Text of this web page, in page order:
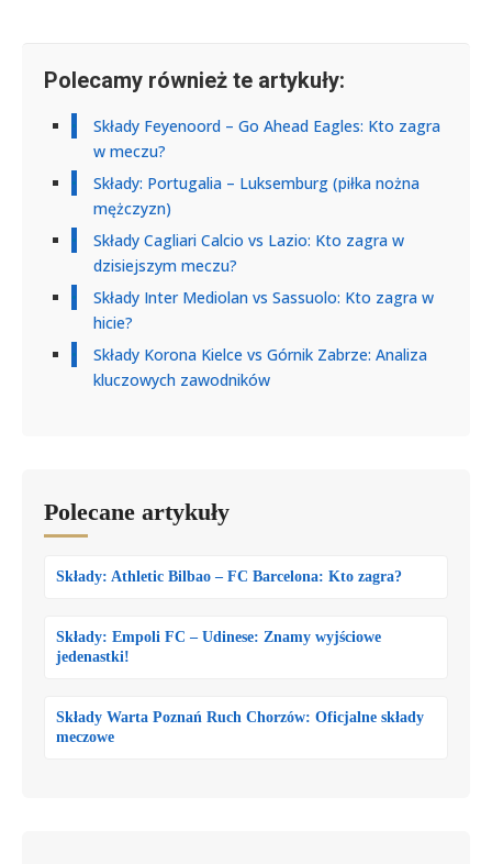
Polecamy również te artykuły:
Składy Feyenoord – Go Ahead Eagles: Kto zagra
w meczu?
Składy: Portugalia – Luksemburg (piłka nożna
mężczyzn)
Składy Cagliari Calcio vs Lazio: Kto zagra w
dzisiejszym meczu?
Składy Inter Mediolan vs Sassuolo: Kto zagra w
hicie?
Składy Korona Kielce vs Górnik Zabrze: Analiza
kluczowych zawodników
Polecane artykuły
Składy: Athletic Bilbao – FC Barcelona: Kto zagra?
Składy: Empoli FC – Udinese: Znamy wyjściowe
jedenastki!
Składy Warta Poznań Ruch Chorzów: Oficjalne składy
meczowe